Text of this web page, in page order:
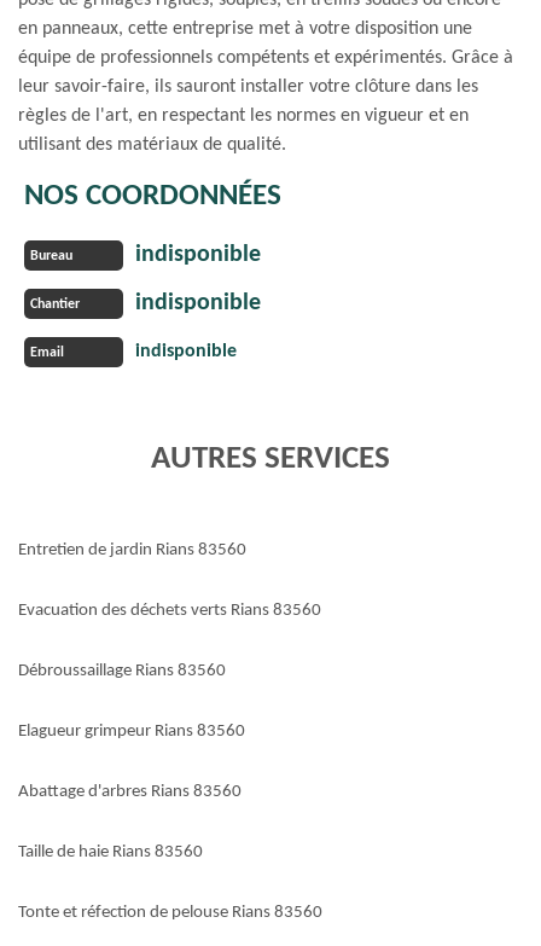
en panneaux, cette entreprise met à votre disposition une
équipe de professionnels compétents et expérimentés. Grâce à
leur savoir-faire, ils sauront installer votre clôture dans les
règles de l'art, en respectant les normes en vigueur et en
utilisant des matériaux de qualité.
NOS COORDONNÉES
Bureau indisponible
Chantier indisponible
Email indisponible
AUTRES SERVICES
Entretien de jardin Rians 83560
Evacuation des déchets verts Rians 83560
Débroussaillage Rians 83560
Elagueur grimpeur Rians 83560
Abattage d'arbres Rians 83560
Taille de haie Rians 83560
Tonte et réfection de pelouse Rians 83560